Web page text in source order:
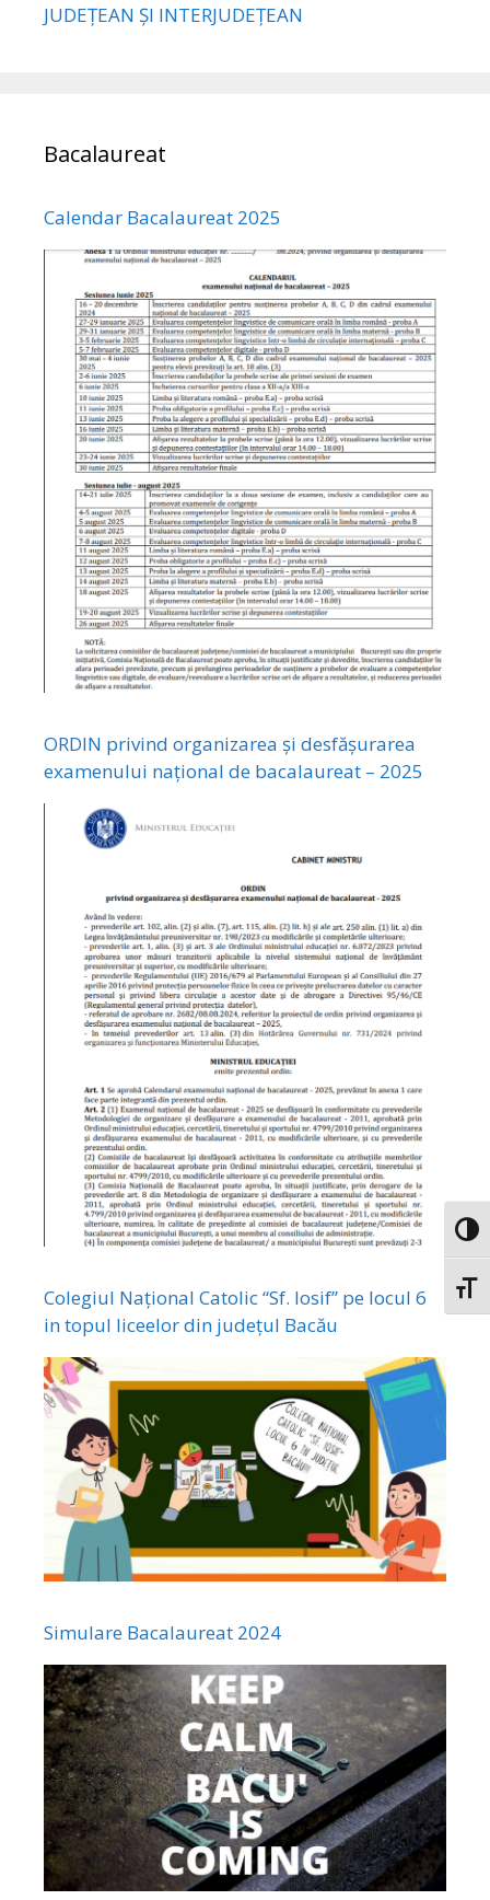
JUDEȚEAN ȘI INTERJUDEȚEAN
Bacalaureat
Calendar Bacalaureat 2025
ORDIN privind organizarea și desfășurarea
examenului național de bacalaureat – 2025
Colegiul Național Catolic “Sf. Iosif” pe locul 6
in topul liceelor din județul Bacău
Simulare Bacalaureat 2024